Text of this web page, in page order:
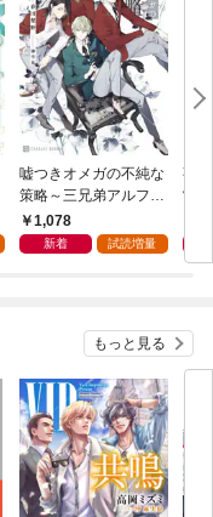
嘘つきオメガの不純な
策略～三兄弟アルファ
と箱庭の恋～【電子書
籍限定版】
1,078
新着 試読増量
事
常
もっと見る